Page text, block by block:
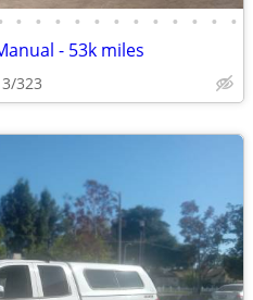
• • • • • • • • • • • •
- 53k miles
323